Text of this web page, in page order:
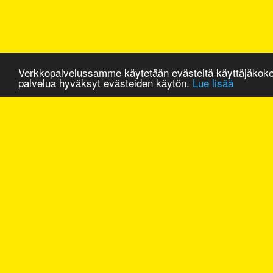
Verkkopalvelussamme käytetään evästeitä
palvelua hyväksyt evästeiden käytön. Lue lisää